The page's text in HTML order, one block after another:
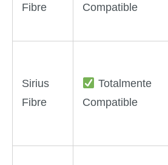
Fibre
Compatible
Sirius
Fibre
Totalmente
Compatible